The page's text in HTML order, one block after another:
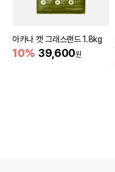
아카나 캣 그래스랜드 1.8kg
10% 39,600원